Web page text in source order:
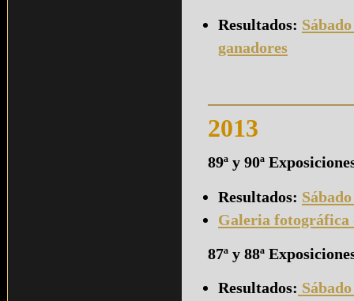
Resultados:
ganadores
2013
89ª y 90ª
Resultados:
Galeria fotográfica
87ª y 88ª
Resultados: